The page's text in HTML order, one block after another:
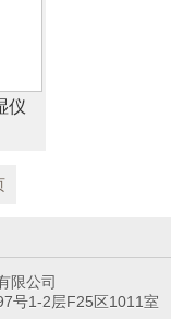
仪
限公司
号1-2层F25区1011室